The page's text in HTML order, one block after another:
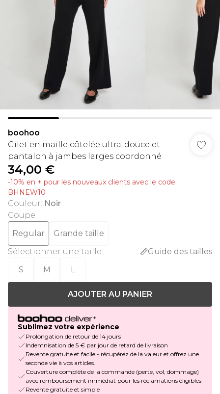
boohoo
Gilet en maille côtelée ultra-douce et
pantalon à jambes larges coordonné
34,00 €
-10% en + pour les nouveaux clients avec le code :
BHNEW10
Couleur: Noir
Coupe:
Regular
Grande taille
Sélectionner une taille:
Guide des tailles
S
M L
AJOUTER AU PANIER
Sublimez votre expérience
Prolongation de retour de 14 jours
Indemnisation de 5 € par jour de retard de livraison
Revente gratuite et facile - récupérez de la valeur et offrez une
seconde vie à vos articles.
Couverture complète de la commande (perte, vol, dommage)
avec remboursement immédiat pour les réclamations éligibles
Revente gratuite et simple